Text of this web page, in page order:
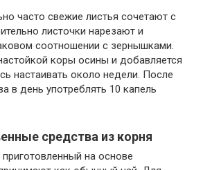
часто свежие листья сочетают с
листочки нарезают и
соотношении с зернышками.
коры осины и добавляется
настаивать около недели. После
в день употреблять 10 капель
средства из корня
на основе